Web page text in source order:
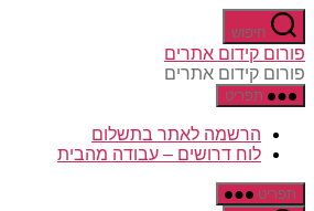
דלג
לתוכן חיפוש
פורום קידום אתרים
פורום קידום אתרים
תפריט
הרשמה לאתר בתשלום
לוח דרושים – עבודה מהבית
תפריט